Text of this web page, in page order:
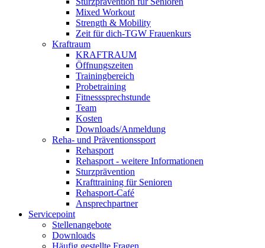
Mixed Workout
Strength & Mobility
Zeit für dich-TGW Frauenkurs
Kraftraum
KRAFTRAUM
Öffnungszeiten
Trainingbereich
Probetraining
Fitnesssprechstunde
Team
Kosten
Downloads/Anmeldung
Reha- und Präventionssport
Rehasport
Rehasport - weitere Informationen
Sturzprävention
Krafttraining für Senioren
Rehasport-Café
Ansprechpartner
Servicepoint
Stellenangebote
Downloads
Häufig gestellte Fragen